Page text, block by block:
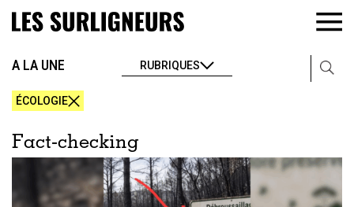
A LA UNE RUBRIQUES
ÉCOLOGIE
Fact-checking